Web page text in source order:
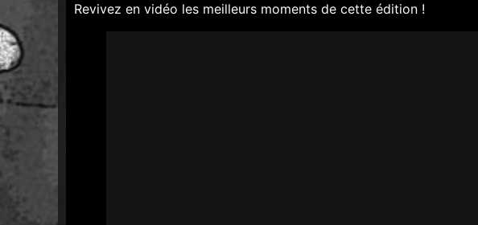
Revivez en vidéo les meilleurs moments de cette édition !